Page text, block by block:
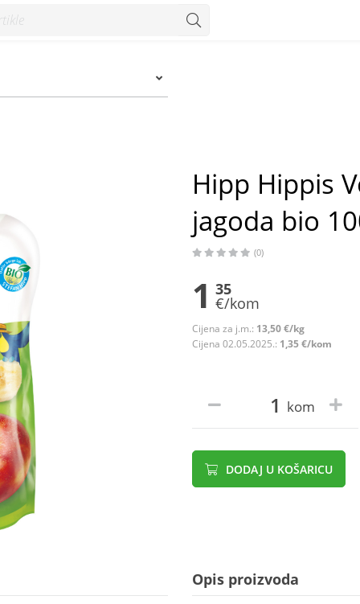
Hipp Hippis
jagoda bio
(0)
1 35
€/kom
Cijena za j.m.: 13,50 €/kg
Cijena 02.05.2025.: 1,35 €/kom
kom
DODAJ U KOŠARICU
Opis proizvoda